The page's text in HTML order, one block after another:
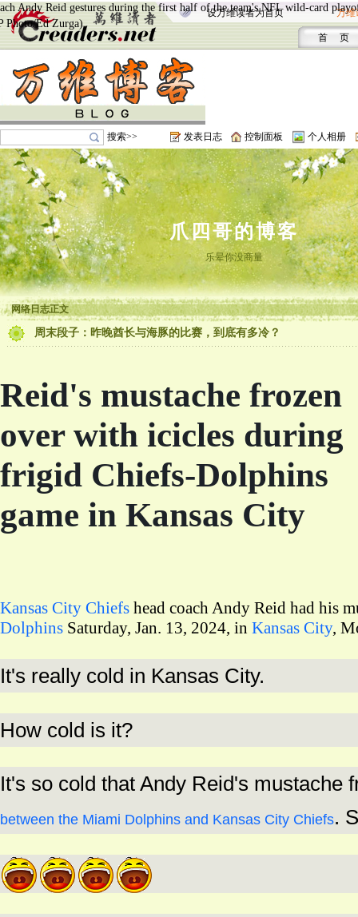
设万维读者为首页 万维
首 页
搜索>> 发表日志 控制面板 个人相册
爪四哥的博客
乐晕你没商量
网络日志正文
周末段子：昨晚酋长与海豚的比赛，到底有多冷？
Reid's mustache frozen
over with icicles during
frigid Chiefs-Dolphins
game in Kansas City
Kansas City Chiefs head coach Andy Reid had his
Dolphins Saturday, Jan. 13, 2024, in Kansas City,
It's really cold in Kansas City.
How cold is it?
It's so cold that Andy Reid's mustache
between the Miami Dolphins and Kansas City Chiefs.